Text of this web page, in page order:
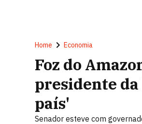
Home Economia
Foz do
presidente
país'
Senador esteve com